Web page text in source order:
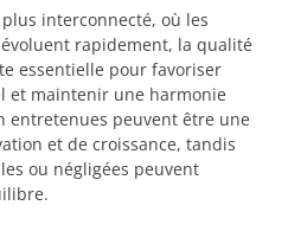
interconnecté, où les
rapidement, la qualité
essentielle pour favoriser
et maintenir une harmonie
entretenues peuvent être une
et de croissance, tandis
ou négligées peuvent